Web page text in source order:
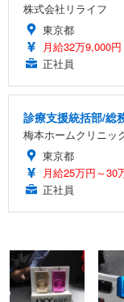
株式会社リライフ
東京都
月給32万9,000円
正社員
診療支援統括部/総
梅本ホームクリニッ
東京都
月給25万円～30
正社員